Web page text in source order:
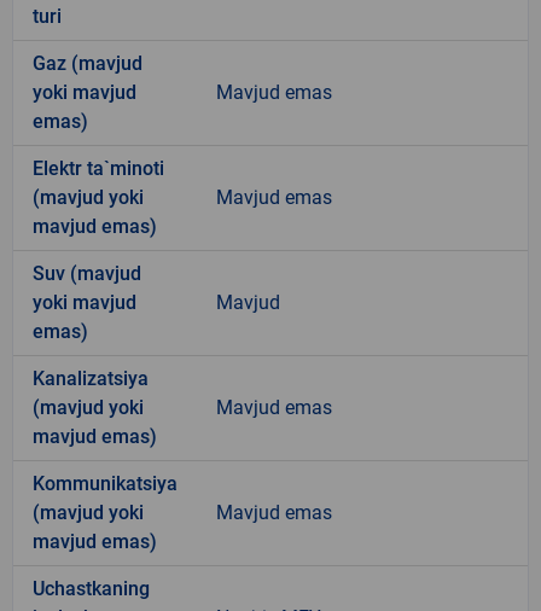
turi
Gaz (mavjud
yoki mavjud
emas)
Mavjud emas
Elektr ta`minoti
(mavjud yoki
mavjud emas)
Mavjud emas
Suv (mavjud
yoki mavjud
emas)
Mavjud
Kanalizatsiya
(mavjud yoki
mavjud emas)
Mavjud emas
Kommunikatsiya
(mavjud yoki
mavjud emas)
Mavjud emas
Uchastkaning